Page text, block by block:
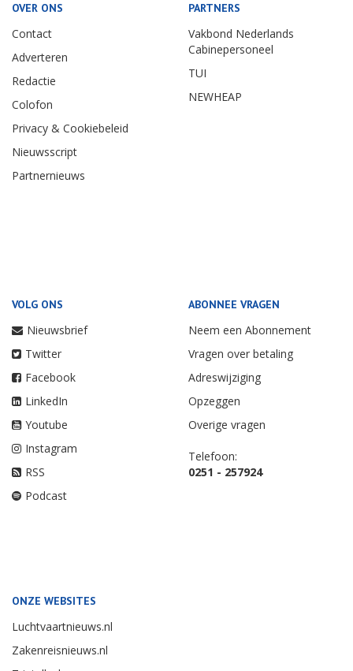
OVER ONS
Contact
Adverteren
Redactie
Colofon
Privacy & Cookiebeleid
Nieuwsscript
Partnernieuws
PARTNERS
Vakbond Nederlands
Cabinepersoneel
TUI
NEWHEAP
VOLG ONS
Nieuwsbrief
Twitter
Facebook
LinkedIn
Youtube
Instagram
RSS
Podcast
ABONNEE VRAGEN
Neem een Abonnement
Vragen over betaling
Adreswijziging
Opzeggen
Overige vragen
Telefoon:
0251 - 257924
ONZE WEBSITES
Luchtvaartnieuws.nl
Zakenreisnieuws.nl